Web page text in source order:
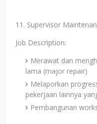
11. Supervisor
Job Description:
Merawat dan
lama (major repair)
Melaporkan
pekerjaan lainnya
Pembangunan